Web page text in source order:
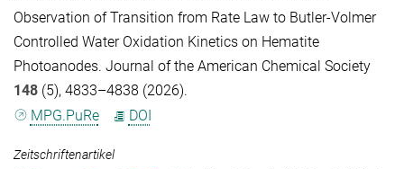
Observation of Transition from Rate Law to Butler-Volmer
Controlled Water Oxidation Kinetics on Hematite
Photoanodes. Journal of the American Chemical Society
148 (5), 4833–4838 (2026).
MPG.PuRe
DOI
Zeitschriftenartikel